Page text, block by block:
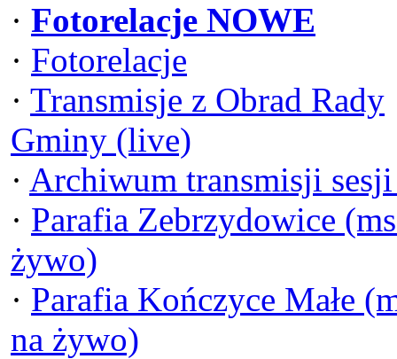
· Fotorelacje NOWE
· Fotorelacje
· Transmisje z Obrad Rady
Gminy (live)
· Archiwum transmisji
· Parafia Zebrzydowice
żywo)
· Parafia Kończyce Małe
na żywo)